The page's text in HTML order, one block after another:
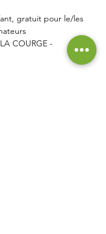
gratuit pour le/les
COURGE -